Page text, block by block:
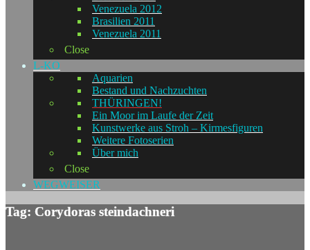
Venezuela 2012
Brasilien 2011
Venezuela 2011
Close
L-KO
Aquarien
Bestand und Nachzuchten
THÜRINGEN!
Ein Moor im Laufe der Zeit
Kunstwerke aus Stroh – Kirmesfiguren
Weitere Fotoserien
Über mich
Close
WEGWEISER
Tag: Corydoras steindachneri